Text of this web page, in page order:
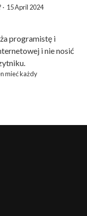
· 15 April 2024
programistę i
i nie nosić
mieć każdy